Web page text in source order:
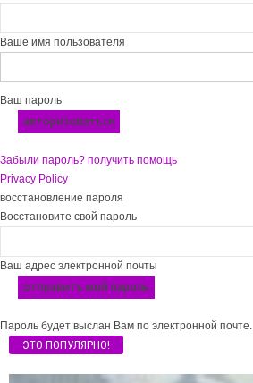
Ваше имя пользователя
Ваш пароль
Забыли пароль? получить помощь
Privacy Policy
восстановление пароля
Восстановите свой пароль
Ваш адрес электронной почты
Пароль будет выслан Вам по электронной почте.
ЭТО ПОПУЛЯРНО!